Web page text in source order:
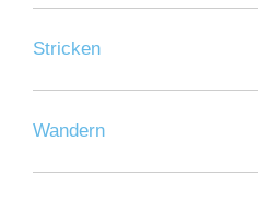
Stricken
Wandern